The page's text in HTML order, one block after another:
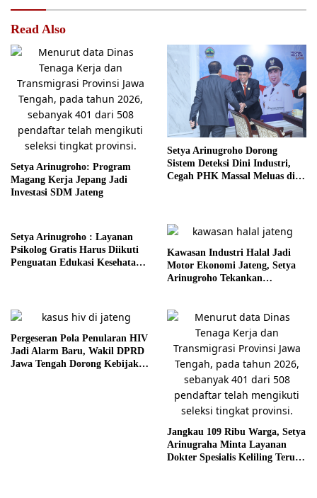
Read Also
Setya Arinugroho: Program
Magang Kerja Jepang Jadi
Investasi SDM Jateng
Setya Arinugroho Dorong
Sistem Deteksi Dini Industri,
Cegah PHK Massal Meluas di
Setya Arinugroho : Layanan
Psikolog Gratis Harus Diikuti
Penguatan Edukasi Kesehatan
Kawasan Industri Halal Jadi
Motor Ekonomi Jateng, Setya
Arinugroho Tekankan
Pergeseran Pola Penularan HIV
Jadi Alarm Baru, Wakil DPRD
Jawa Tengah Dorong Kebijakan
Jangkau 109 Ribu Warga, Setya
Arinugraha Minta Layanan
Dokter Spesialis Keliling Terus